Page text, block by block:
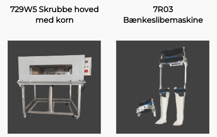
729W5 Skrubbe hoved
med korn
7R03
Bænkeslibemaskine